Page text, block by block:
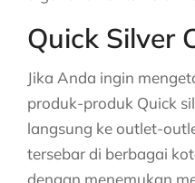
Quick Silver
Jika Anda ingin
produk-produk Quick
langsung ke outlet-
tersebar di berbagai
dengan menemukan